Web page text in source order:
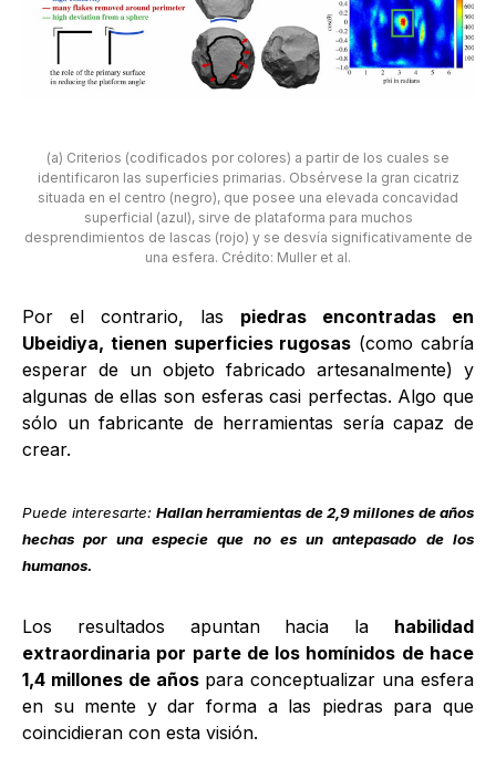
(a) Criterios (codificados por colores) a partir de los cuales se
identificaron las superficies primarias. Obsérvese la gran cicatriz
situada en el centro (negro), que posee una elevada concavidad
superficial (azul), sirve de plataforma para muchos
desprendimientos de lascas (rojo) y se desvía significativamente de
una esfera. Crédito: Muller et al.
Por el contrario, las piedras encontradas en
Ubeidiya, tienen superficies rugosas (como cabría
esperar de un objeto fabricado artesanalmente) y
algunas de ellas son esferas casi perfectas. Algo que
sólo un fabricante de herramientas sería capaz de
crear.
Puede interesarte: Hallan herramientas de 2,9 millones de años
hechas por una especie que no es un antepasado de los
humanos.
Los resultados apuntan hacia la habilidad
extraordinaria por parte de los homínidos de hace
1,4 millones de añospara conceptualizar una esfera
en su mente y dar forma a las piedras para que
coincidieran con esta visión.